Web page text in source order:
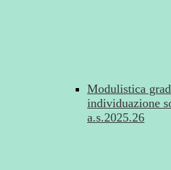
Modulistica
individuazione
a.s.2025.26